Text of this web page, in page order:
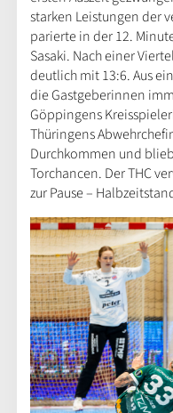
starken Leistungen der
parierte in der 12.
Sasaki. Nach einer
deutlich mit 13:6. Aus
die Gastgeberinnen
Göppingens
Thüringens
Durchkommen und
Torchancen. Der THC
zur Pause –